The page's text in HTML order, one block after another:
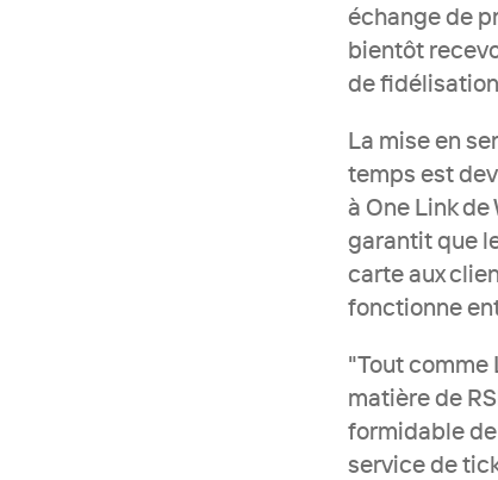
échange de
bientôt
de
La mise en
temps est
à One Link
garantit que
carte aux
fonctionne
"Tout comme
matière de
formidable
service de